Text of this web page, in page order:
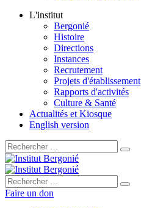
L'institut
Bergonié
Histoire
Directions
Instances
Recrutement
Projets d'établissement
Rapports d'activités
Culture & Santé
Actualités et Kiosque
English version
Rechercher :
Rechercher :
Faire un don